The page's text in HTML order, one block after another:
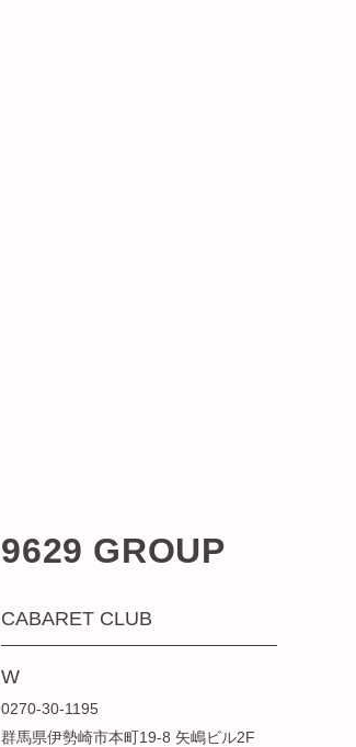
9629 GROUP
CABARET CLUB
W
0270-30-1195
群馬県伊勢崎市本町19-8 矢嶋ビル2F